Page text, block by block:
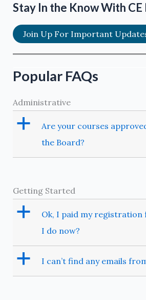
Stay In the Know With CE
Join Up For Important
Popular FAQs
Administrative
a
Are your courses
the Board?
Getting Started
a
Ok, I paid my registration
I do now?
a I can’t find any emails